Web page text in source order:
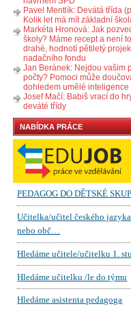
Pavel Mentlík: Devátá třída
Kolik let má mít základní
Markéta Hronová: Jak
školy? Máme recept a není
drahé, hodnotí pětiletý
nadačního fondu
Jan Beránek: Nejdou vašim
počty? Pomoci může
dohledem umělé inteligence
Josef Mačí: Babiš vrací do
deváté třídy
NABÍDKA PRÁCE